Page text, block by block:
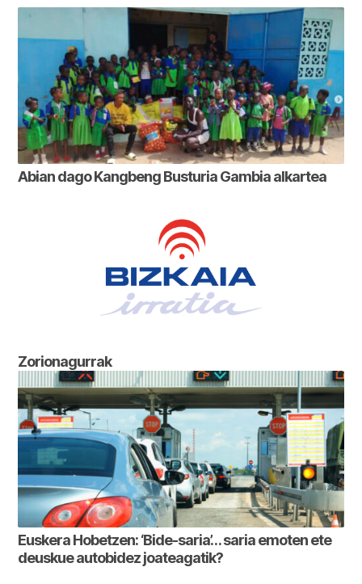
Abian dago Kangbeng Busturia Gambia alkartea
Zorionagurrak
Euskera Hobetzen: ‘Bide-saria’… saria emoten ete
deuskue autobidez joateagatik?